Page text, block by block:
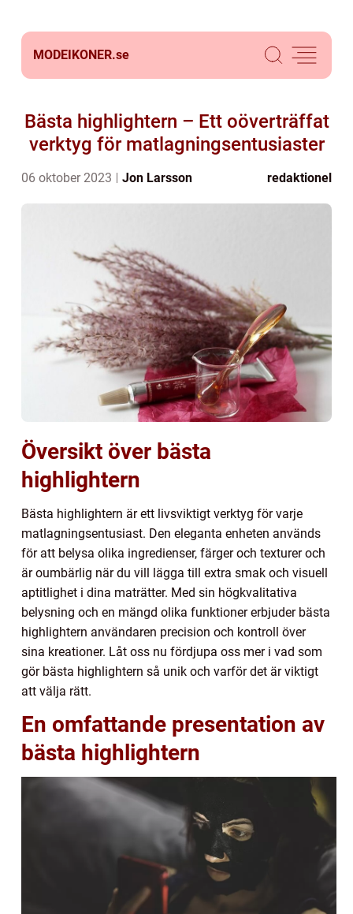
MODEIKONER.se
Bästa highlightern – Ett oöverträffat
verktyg för matlagningsentusiaster
06 oktober 2023 Jon Larsson redaktionel
Översikt över bästa
highlightern
Bästa highlightern är ett livsviktigt verktyg för varje
matlagningsentusiast. Den eleganta enheten används
för att belysa olika ingredienser, färger och texturer och
är oumbärlig när du vill lägga till extra smak och visuell
aptitlighet i dina maträtter. Med sin högkvalitativa
belysning och en mängd olika funktioner erbjuder bästa
highlightern användaren precision och kontroll över
sina kreationer. Låt oss nu fördjupa oss mer i vad som
gör bästa highlightern så unik och varför det är viktigt
att välja rätt.
En omfattande presentation av
bästa highlightern